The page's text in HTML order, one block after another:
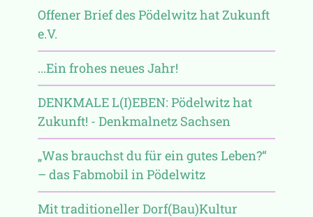
Offener Brief des Pödelwitz hat Zukunft
e.V.
...Ein frohes neues Jahr!
DENKMALE L(I)EBEN: Pödelwitz hat
Zukunft! - Denkmalnetz Sachsen
„Was brauchst du für ein gutes Leben?“
– das Fabmobil in Pödelwitz
Mit traditioneller Dorf(Bau)Kultur